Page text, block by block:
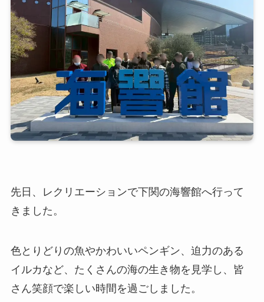
先日、レクリエーションで下関の海響館へ行って
きました。
色とりどりの魚やかわいいペンギン、迫力のある
イルカなど、たくさんの海の生き物を見学し、皆
さん笑顔で楽しい時間を過ごしました。